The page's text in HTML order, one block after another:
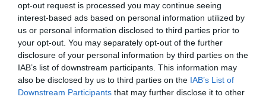
opt-out request is processed you may continue seeing
interest-based ads based on personal information utilized by
us or personal information disclosed to third parties prior to
your opt-out. You may separately opt-out of the further
disclosure of your personal information by third parties on the
IAB’s list of downstream participants. This information may
also be disclosed by us to third parties on the IAB’s List of
Downstream Participants that may further disclose it to other
Contrôles aux frontières entre l’Espagne et l’Italie : des
arrivées plus longues, des correspondances à risque
Serge13a commenté l'article :